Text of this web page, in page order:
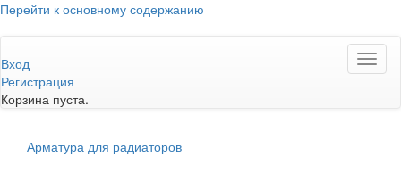
Перейти к основному содержанию
Вход
Регистрация
Корзина пуста.
Арматура для радиаторов